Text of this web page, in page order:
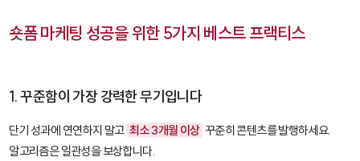
숏폼 마케팅 성공을 위한 5가지 베스트 프랙티스
1. 꾸준함이 가장 강력한 무기입니다
단기 성과에 연연하지 말고 최소 3개월 이상 꾸준히 콘텐츠를 발행하세요.
알고리즘은 일관성을 보상합니다.